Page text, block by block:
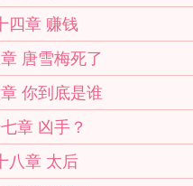
四章 赚钱
唐雪梅死了
你到底是谁
章 凶手？
八章 太后